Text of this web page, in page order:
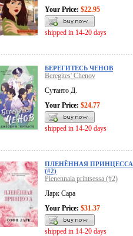
Your Price: $22.95
shipped in 14-20 days
БЕРЕГИТЕСЬ ЧЕНОВ
Beregites' Chenov
Сутанто Д.
Your Price: $24.77
shipped in 14-20 days
ПЛЕНЁННАЯ ПРИНЦЕССА
(#2)
Plenennaia printsessa (#2)
Ларк Сара
Your Price: $31.37
shipped in 14-20 days